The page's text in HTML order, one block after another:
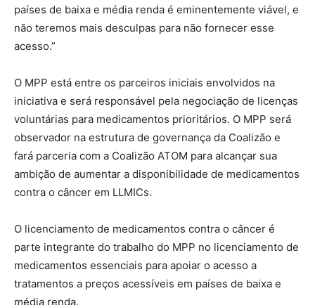
países de baixa e média renda é eminentemente viável, e
não teremos mais desculpas para não fornecer esse
acesso.”
O MPP está entre os parceiros iniciais envolvidos na
iniciativa e será responsável pela negociação de licenças
voluntárias para medicamentos prioritários. O MPP será
observador na estrutura de governança da Coalizão e
fará parceria com a Coalizão ATOM para alcançar sua
ambição de aumentar a disponibilidade de medicamentos
contra o câncer em LLMICs.
O licenciamento de medicamentos contra o câncer é
parte integrante do trabalho do MPP no licenciamento de
medicamentos essenciais para apoiar o acesso a
tratamentos a preços acessíveis em países de baixa e
média renda.